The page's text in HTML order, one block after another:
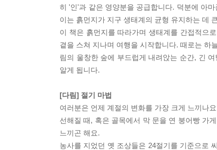
히 '인'과 같은 영양분을 공급합니다. 덕분에 아
이는 흙먼지가 지구 생태계의 균형 유지하는 데
이 책은 흙먼지를 따라가며 생태계를 간접적으
곁을 스쳐 지나며 여행을 시작합니다. 때로는 하
림의 울창한 숲에 부드럽게 내려앉는 순간, 긴
알게 됩니다.
[다림] 절기 마법
여러분은 언제 계절의 변화를 가장 크게 느끼나
선해질 때, 혹은 골목에서 막 문을 연 붕어빵 가
느끼곤 해요.
농사를 지었던 옛 조상들은 24절기를 기준으로